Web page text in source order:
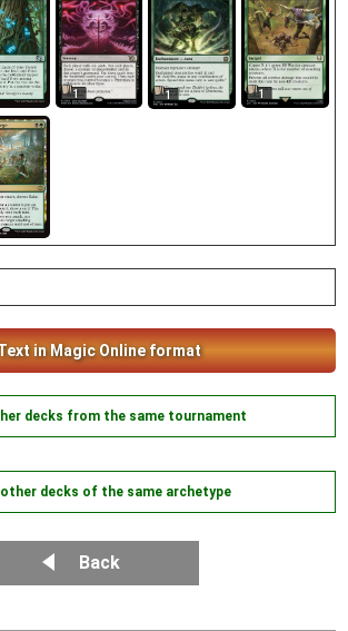
1 1 1
in Magic Online format
decks from the same tournament
other decks of the same archetype
Back